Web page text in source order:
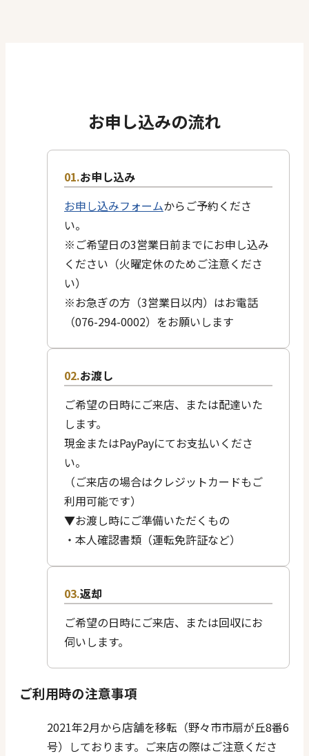
お申し込みの流れ
お申し込み
お申し込みフォームからご予約くださ
い。
※ご希望日の3営業日前までにお申し込み
ください（火曜定休のためご注意くださ
い）
※お急ぎの方（3営業日以内）はお電話
（076-294-0002）をお願いします
お渡し
ご希望の日時にご来店、または配達いた
します。
現金またはPayPayにてお支払いくださ
い。
（ご来店の場合はクレジットカードもご
利用可能です）
▼お渡し時にご準備いただくもの
・本人確認書類（運転免許証など）
返却
ご希望の日時にご来店、または回収にお
伺いします。
ご利用時の注意事項
2021年2月から店舗を移転（野々市市扇が丘8番6
号）しております。ご来店の際はご注意くださ